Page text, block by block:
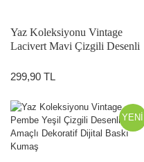
Yaz Koleksiyonu Vintage
Lacivert Mavi Çizgili Desenli
Baskı Kumaş
299,90 TL
YENİ